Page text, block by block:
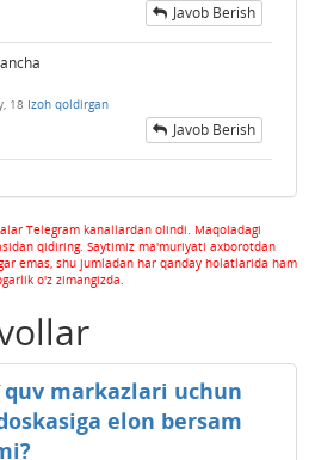
Javob Berish
18 Izoh qoldirgan
Javob Berish
Telegram kanallardan olindi. Maqoladagi
qidiring. Saytimiz ma'muriyati axborotdan
emas, shu jumladan har qanday holatlarida ham
o'z zimangizda.
markazlari uchun
elon bersam